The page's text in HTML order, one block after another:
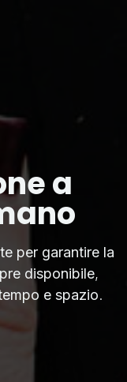
a
per garantire la
disponibile,
e spazio.